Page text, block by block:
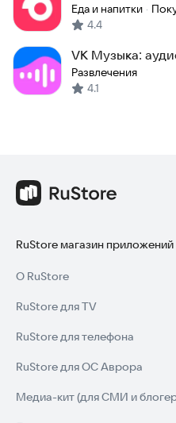
Еда и напитки ·
4.4
VK Музыка:
Развлечения
4.1
RuStore магазин приложений
О RuStore
RuStore для TV
RuStore для телефона
RuStore для ОС Аврора
Медиа-кит (для СМИ и